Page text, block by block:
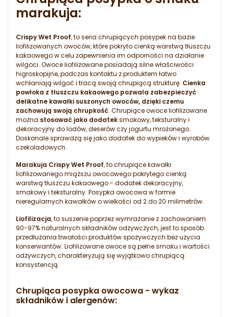
marakuja:
Crispy Wet Proof, to seria chrupiących posypek na bazie
liofilizowanych owoców, które pokryto cienką warstwą tłuszczu
kakaowego w celu zapewnienia im odporności na działanie
wilgoci. Owoce liofilizowane posiadają silne właściwości
higroskopijne, podczas kontaktu z produktem łatwo
wchłaniają wilgoć i tracą swoją chrupiącą strukturę. Cienka
powłoka z tłuszczu kakaowego pozwala zabezpieczyć
delikatne kawałki suszonych owoców, dzięki czemu
zachowują swoją chrupkość. Chrupiące owoce liofilizowane
można stosować jako dodateksmakowy, teksturalny i
dekoracyjny do lodów, deserów czy jogurtu mrożonego.
Doskonale sprawdzą się jako dodatek do wypieków i wyrobów
czekoladowych.
Marakuja Crispy Wet Proof, to chrupiące kawałki
liofilizowanego miąższu owocowego pokrytego cienką
warstwą tłuszczu kakaowego - dodatek dekoracyjny,
smakowy i teksturalny. Posypka owocowa w formie
nieregularnych kawałków o wielkości od 2 do 20 milimetrów.
Liofilizacja, to suszenie poprzez wymrażanie z zachowaniem
90-97% naturalnych składników odżywczych, jest to sposób
przedłużania trwałości produktów spożywczych bez użycia
konserwantów. Liofilizowane owoce są pełne smaku i wartości
odżywczych, charakteryzują się wyjątkowo chrupiącą
konsystencją.
Chrupiąca posypka owocowa - wykaz
składników i alergenów: